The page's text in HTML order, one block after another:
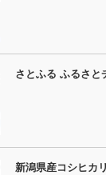
さとふる ふるさと
新潟県産コシヒカ